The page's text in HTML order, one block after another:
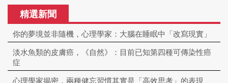
精選新聞
你的夢境並非隨機，心理學家：大腦在睡眠中「改寫現實」
淡水魚類的皮膚癌，《自然》：目前已知第四種可傳染性癌
症
心理學家揭密，兩種健忘習慣其實是「高效思考」的表現